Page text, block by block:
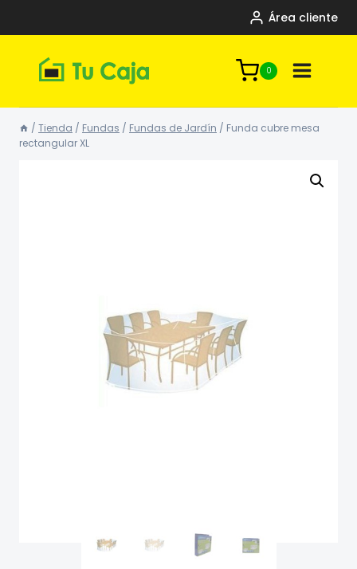
Área cliente
0
/ Tienda / Fundas / Fundas de Jardín / Funda cubre mesa
rectangular XL